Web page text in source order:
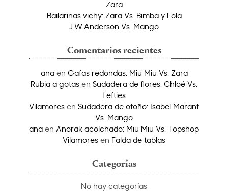
Zara
Bailarinas vichy: Zara Vs. Bimba y Lola
J.W.Anderson Vs. Mango
Comentarios recientes
anaen Gafas redondas: Miu Miu Vs. Zara
Rubia a gotas en Sudadera de flores: Chloé Vs.
Lefties
Vilamores en Sudadera de otoño: Isabel Marant
Vs. Mango
ana en Anorak acolchado: Miu Miu Vs. Topshop
Vilamores en Falda de tablas
Categorías
No hay categorías